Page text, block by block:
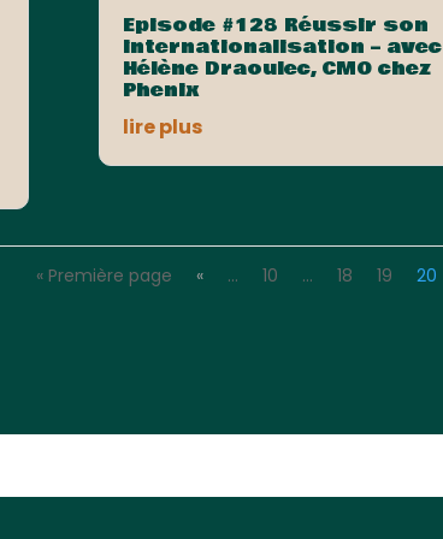
Episode #128 Réussir son
internationalisation – avec
Hélène Draoulec, CMO chez
Phenix
lire plus
« Première page « … 10 … 18 19 20